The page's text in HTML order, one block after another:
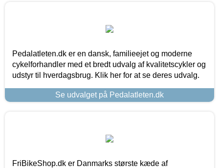
Pedalatleten.dk er en dansk, familieejet og moderne
cykelforhandler med et bredt udvalg af kvalitetscykler og
udstyr til hverdagsbrug. Klik her for at se deres udvalg.
Se udvalget på Pedalatleten.dk
FriBikeShop.dk er Danmarks største kæde af